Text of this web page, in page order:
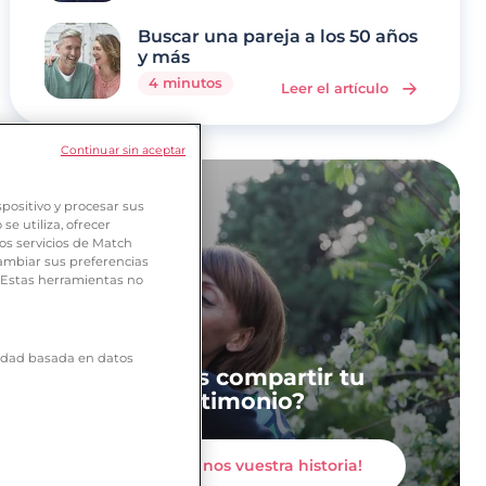
Buscar una pareja a los 50 años
y más
4 minutos Leer el artículo
¿Quieres compartir tu
testimonio?
¡Contadnos vuestra historia!
y procesar sus
utiliza, ofrecer
servicios de Match
sus preferencias
herramientas no
basada en datos
Continuar sin aceptar